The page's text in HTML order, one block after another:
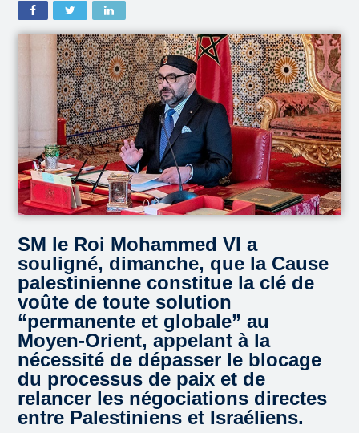
SM le Roi Mohammed VI a
souligné, dimanche, que la Cause
palestinienne constitue la clé de
voûte de toute solution
“permanente et globale” au
Moyen-Orient, appelant à la
nécessité de dépasser le blocage
du processus de paix et de
relancer les négociations directes
entre Palestiniens et Israéliens.